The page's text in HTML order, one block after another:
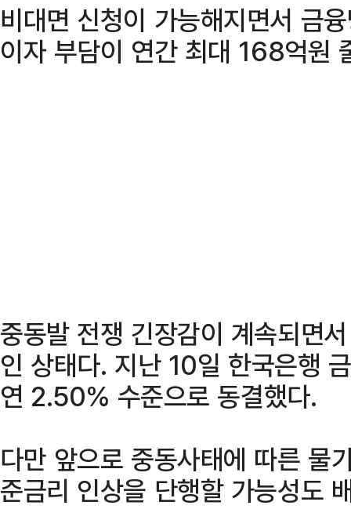
비대면 신청이 가능해지면서 금
이자 부담이 연간 최대 168억원
중동발 전쟁 긴장감이 계속되면
인 상태다. 지난 10일 한국은행
연 2.50% 수준으로 동결했다.
다만 앞으로 중동사태에 따른 물
준금리 인상을 단행할 가능성도